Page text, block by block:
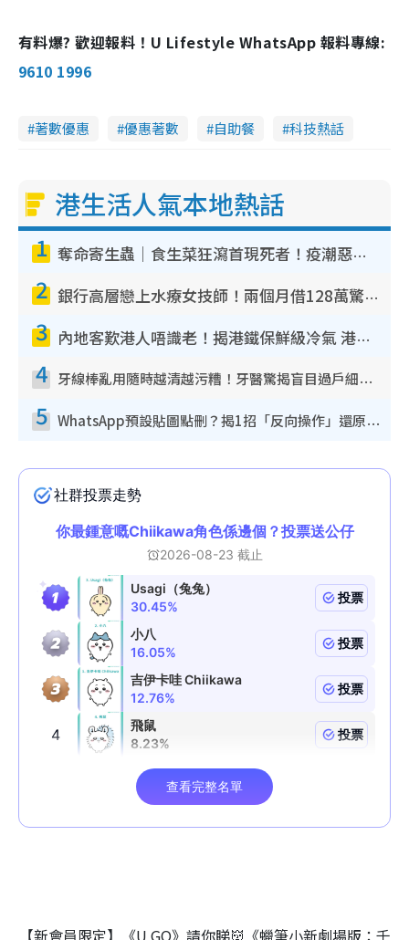
有料爆? 歡迎報料！U Lifestyle WhatsApp 報料專線:
9610 1996
著數優惠 優惠著數 自助餐 科技熱話
港生活人氣本地熱話
1 奪命寄生蟲｜食生菜狂瀉首現死者！疫潮惡化錄1.8萬宗病例 揭洗菜3大謬誤
2 銀行高層戀上水療女技師！兩個月借128萬驚覺「沉船」沉落火海 揭背後疑似邪教操控賣淫
3 內地客歎港人唔識老！揭港鐵保鮮級冷氣 港人求放過：咪投訴
4 牙線棒亂用隨時越清越污糟！牙醫驚揭盲目過戶細菌恐致蛀牙：呢種先係日常真保養
5 WhatsApp預設貼圖點刪？揭1招「反向操作」還原簡潔介面 附3步實測教學
【新會員限定】《U GO》請你睇👹《蠟筆小新劇場版：千